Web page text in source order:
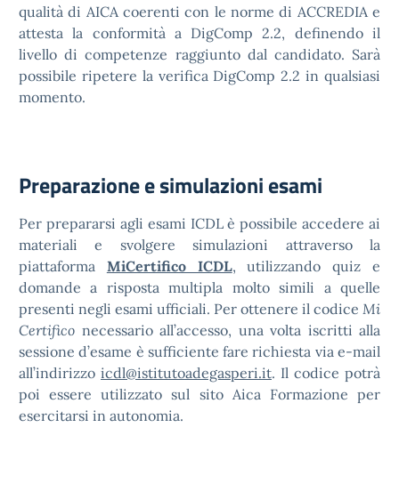
qualità di AICA coerenti con le norme di ACCREDIA e
attesta la conformità a DigComp 2.2, definendo il
livello di competenze raggiunto dal candidato. Sarà
possibile ripetere la verifica DigComp 2.2 in qualsiasi
momento.
Preparazione e simulazioni esami
Per prepararsi agli esami ICDL è possibile accedere ai
materiali e svolgere simulazioni attraverso la
piattaforma MiCertifico ICDL, utilizzando quiz e
domande a risposta multipla molto simili a quelle
presenti negli esami ufficiali. Per ottenere il codice Mi
Certifico necessario all’accesso, una volta iscritti alla
sessione d’esame è sufficiente fare richiesta via e-mail
all’indirizzo icdl@istitutoadegasperi.it. Il codice potrà
poi essere utilizzato sul sito Aica Formazione per
esercitarsi in autonomia.